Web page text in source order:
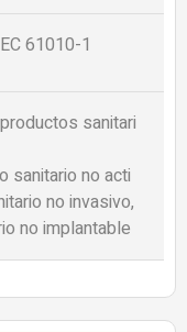
61010-1
sanitari
sanitario no acti
no invasivo,
no implantable